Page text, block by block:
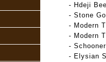
- Hdeji
- Stone
- Modern
- Modern
-
- Elysian